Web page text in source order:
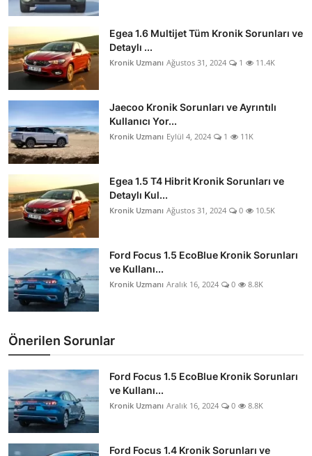
Egea 1.6 Multijet Tüm Kronik Sorunları ve
Detaylı ...
Kronik Uzmanı Ağustos 31, 2024 1 11.4K
Jaecoo Kronik Sorunları ve Ayrıntılı
Kullanıcı Yor...
Kronik Uzmanı Eylül 4, 2024 1 11K
Egea 1.5 T4 Hibrit Kronik Sorunları ve
Detaylı Kul...
Kronik Uzmanı Ağustos 31, 2024 0 10.5K
Ford Focus 1.5 EcoBlue Kronik Sorunları
ve Kullanı...
Kronik Uzmanı Aralık 16, 2024 0 8.8K
Önerilen Sorunlar
Ford Focus 1.5 EcoBlue Kronik Sorunları
ve Kullanı...
Kronik Uzmanı Aralık 16, 2024 0 8.8K
Ford Focus 1.4 Kronik Sorunları ve